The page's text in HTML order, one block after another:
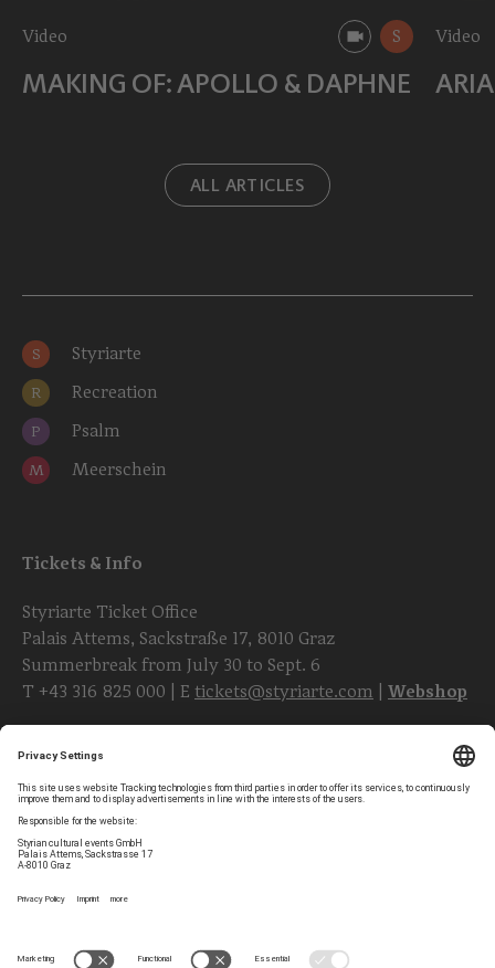
Video S
MAKING OF: APOLLO & DAPHNE
Video
ALL ARTICLES
S Styriarte
R Recreation
P Psalm
M Meerschein
Tickets & Info
Styriarte Ticket Office
Palais Attems, Sackstraße 17, 8010 Graz
Summerbreak from July 30 to Sept. 6
T +43 316 825 000 | E tickets@styriarte.com Webshop
Follow styriarte